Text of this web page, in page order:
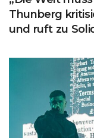
Thunberg
und ruft zu